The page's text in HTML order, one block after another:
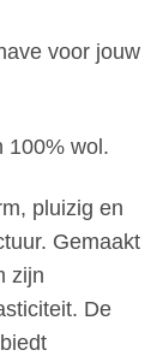
voor jouw
100% wol.
pluizig en
Gemaakt
zijn
De